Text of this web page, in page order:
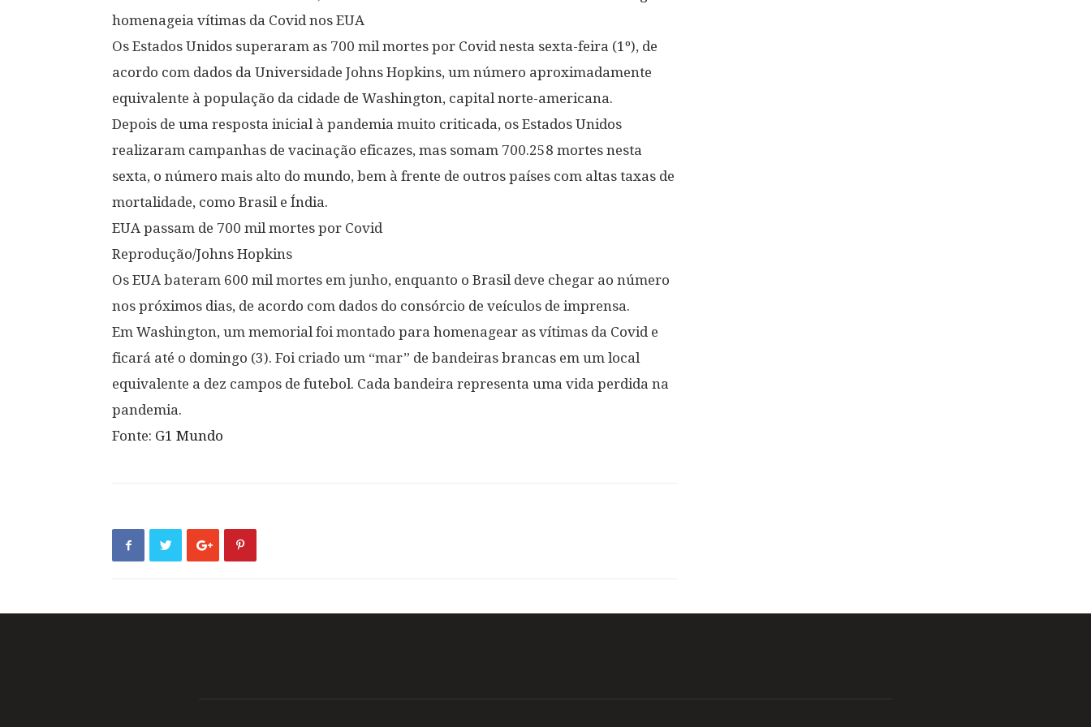
homenageia vítimas da Covid nos EUA
Os Estados Unidos superaram as 700 mil mortes por Covid nesta sexta-feira (1º), de
acordo com dados da Universidade Johns Hopkins, um número aproximadamente
equivalente à população da cidade de Washington, capital norte-americana.
Depois de uma resposta inicial à pandemia muito criticada, os Estados Unidos
realizaram campanhas de vacinação eficazes, mas somam 700.258 mortes nesta
sexta, o número mais alto do mundo, bem à frente de outros países com altas taxas de
mortalidade, como Brasil e Índia.
EUA passam de 700 mil mortes por Covid
Reprodução/Johns Hopkins
Os EUA bateram 600 mil mortes em junho, enquanto o Brasil deve chegar ao número
nos próximos dias, de acordo com dados do consórcio de veículos de imprensa.
Em Washington, um memorial foi montado para homenagear as vítimas da Covid e
ficará até o domingo (3). Foi criado um “mar” de bandeiras brancas em um local
equivalente a dez campos de futebol. Cada bandeira representa uma vida perdida na
pandemia.
Fonte: G1 Mundo